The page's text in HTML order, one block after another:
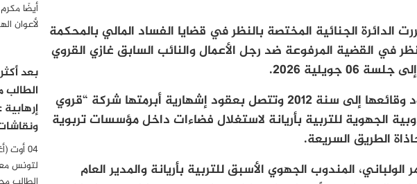
(يونيو) 2026 – قررت الدائرة الجنائية المختصة بالنظر في قضايا الفساد المالي بالمحكمة
في القضية المرفوعة ضد رجل الأعمال والنائب السابق غازي القروي
جويلية 2026.
ويتعلق الملف بقضية تعود وقائعها إلى سنة 2012 وتتصل بعقود إشهارية أبرمتها شركة “قروي
الجهوية للتربية بأريانة لاستغلال فضاءات داخل مؤسسات تربوية
الطريق السريعة.
المندوب الجهوي الأسبق للتربية بأريانة والمدير العام
أيضًا
لأعوان
الطالب
لتونس